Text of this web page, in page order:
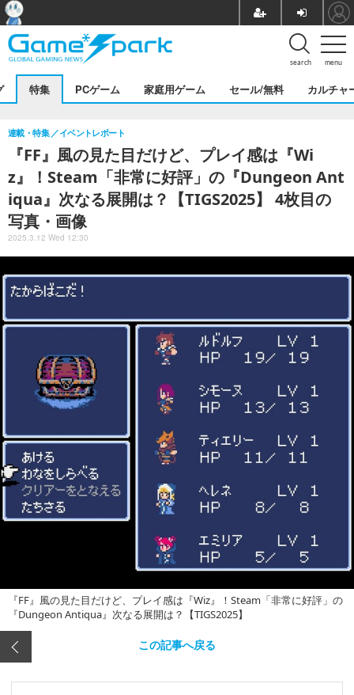
menu
search
特集 PCゲーム 家庭用ゲーム セール/無料 カルチャ
『FF』風の見た目だけど、プレイ感は『Wi
z』！Steam「非常に好評」の『Dungeon Ant
iqua』次なる展開は？【TIGS2025】 4枚目の
写真・画像
連載・特集 イベントレポート
2025.3.12 Wed 12:30
『FF』風の見た目だけど、プレイ感は『Wiz』！Steam「非常に好評」の
『Dungeon Antiqua』次なる展開は？【TIGS2025】
この記事へ戻る